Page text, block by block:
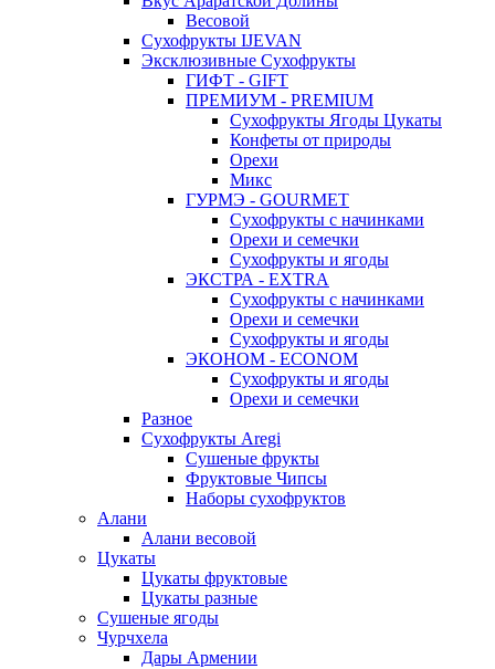
Весовой
Сухофрукты IJEVAN
Эксклюзивные Сухофрукты
ГИФТ - GIFT
ПРЕМИУМ - PREMIUM
Сухофрукты Ягоды Цукаты
Конфеты от природы
Орехи
Микс
ГУРМЭ - GOURMET
Сухофрукты с начинками
Орехи и семечки
Сухофрукты и ягоды
ЭКСТРА - EXTRA
Сухофрукты с начинками
Орехи и семечки
Сухофрукты и ягоды
ЭКОНОМ - ECONOM
Сухофрукты и ягоды
Орехи и семечки
Разное
Сухофрукты Aregi
Сушеные фрукты
Фруктовые Чипсы
Наборы сухофруктов
Алани
Алани весовой
Цукаты
Цукаты фруктовые
Цукаты разные
Сушеные ягоды
Чурчхела
Дары Армении